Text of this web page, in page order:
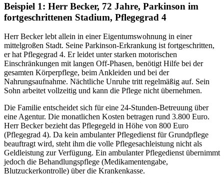
Beispiel 1: Herr Becker, 72 Jahre, Parkinson im
fortgeschrittenen Stadium, Pflegegrad 4
Herr Becker lebt allein in einer Eigentumswohnung in einer
mittelgroßen Stadt. Seine Parkinson-Erkrankung ist fortgeschritten,
er hat Pflegegrad 4. Er leidet unter starken motorischen
Einschränkungen mit langen Off-Phasen, benötigt Hilfe bei der
gesamten Körperpflege, beim Ankleiden und bei der
Nahrungsaufnahme. Nächtliche Unruhe tritt regelmäßig auf. Sein
Sohn arbeitet vollzeitig und kann die Pflege nicht übernehmen.
Die Familie entscheidet sich für eine 24-Stunden-Betreuung über
eine Agentur. Die monatlichen Kosten betragen rund 3.800 Euro.
Herr Becker bezieht das Pflegegeld in Höhe von 800 Euro
(Pflegegrad 4). Da kein ambulanter Pflegedienst für Grundpflege
beauftragt wird, steht ihm die volle Pflegesachleistung nicht als
Geldleistung zur Verfügung. Ein ambulanter Pflegedienst übernimmt
jedoch die Behandlungspflege (Medikamentengabe,
Blutzuckerkontrolle) über die Krankenkasse.